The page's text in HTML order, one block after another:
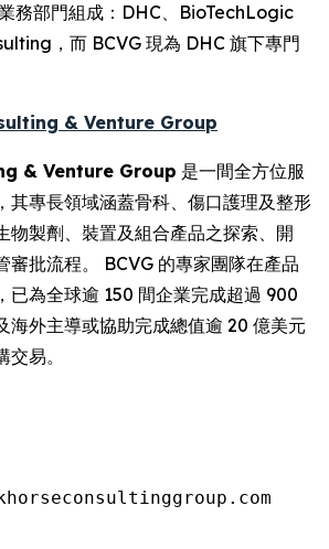
務部門組成：DHC、BioTechLogic
，而 BCVG 現為 DHC 旗下專門
& Venture Group
& Venture Group 是一間全方位服
其專長領域涵蓋骨科、傷口護理及整形
物製劑、裝置及組合產品之探索、開
審批流程。 BCVG 的專家團隊在產品
已為全球逾 150 間企業完成超過 900
海外主導或協助完成總值逾 20 億美元
易。